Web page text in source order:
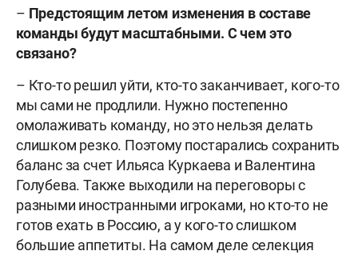
– Предстоящим летом изменения в составе
команды будут масштабными. С чем это
связано?
– Кто-то решил уйти, кто-то заканчивает, кого-то
мы сами не продлили. Нужно постепенно
омолаживать команду, но это нельзя делать
слишком резко. Поэтому постарались сохранить
баланс за счет Ильяса Куркаева и Валентина
Голубева. Также выходили на переговоры с
разными иностранными игроками, но кто-то не
готов ехать в Россию, а у кого-то слишком
большие аппетиты. На самом деле селекция